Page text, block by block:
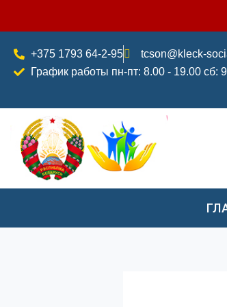
+375 1793 64-2-95
tcson@kleck-
График работы пн-пт: 8.00 - 19.00 сб: